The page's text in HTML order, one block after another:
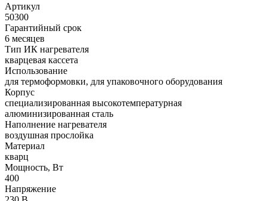
Артикул
50300
Гарантийный срок
6 месяцев
Тип ИК нагревателя
кварцевая кассета
Использование
для термоформовки, для упаковочного оборудования
Корпус
cпециализированная высокотемпературная
алюминизированная сталь
Наполнение нагревателя
воздушная прослойка
Материал
кварц
Мощность, Вт
400
Напряжение